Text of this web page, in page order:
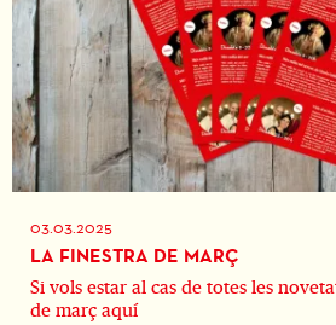
03.03.2025
LA FINESTRA DE MARÇ
Si vols estar al cas de totes les
de març aquí